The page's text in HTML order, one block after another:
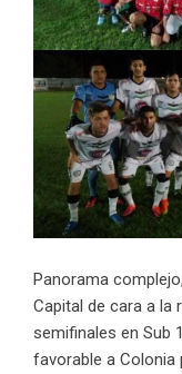
Panorama
Capital de cara a la
semifinales en Sub
favorable a Colonia